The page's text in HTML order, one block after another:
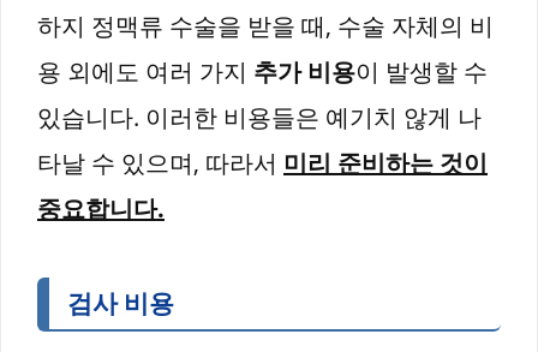
하지 정맥류 수술을 받을 때, 수술 자체의 비
용 외에도 여러 가지 추가 비용이 발생할 수
있습니다. 이러한 비용들은 예기치 않게 나
타날 수 있으며, 따라서 미리 준비하는 것이
중요합니다.
검사 비용